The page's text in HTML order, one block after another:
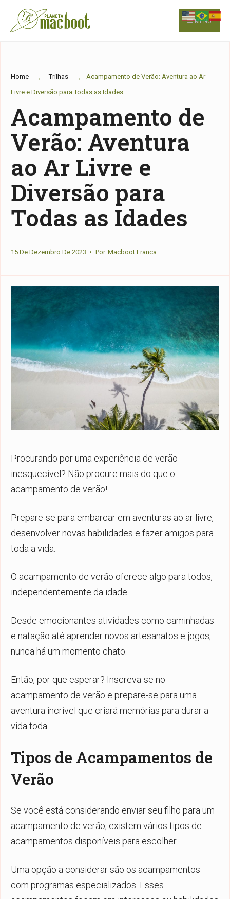
Skip
to
MENU
Home Trilhas
Acampamento de Verão: Aventura ao Ar
Livre e Diversão para Todas as Idades
Acampamento de
Verão: Aventura
ao Ar Livre e
Diversão para
Todas as Idades
15 De Dezembro De 2023 • Por Macboot Franca
Procurando por uma experiência de verão
inesquecível? Não procure mais do que o
acampamento de verão!
Prepare-se para embarcar em aventuras ao ar livre,
desenvolver novas habilidades e fazer amigos para
toda a vida.
O acampamento de verão oferece algo para todos,
independentemente da idade.
Desde emocionantes atividades como caminhadas
e natação até aprender novos artesanatos e jogos,
nunca há um momento chato.
Então, por que esperar? Inscreva-se no
acampamento de verão e prepare-se para uma
aventura incrível que criará memórias para durar a
vida toda.
Tipos de Acampamentos de
Verão
Se você está considerando enviar seu filho para um
acampamento de verão, existem vários tipos de
acampamentos disponíveis para escolher.
Uma opção a considerar são os acampamentos
com programas especializados. Esses